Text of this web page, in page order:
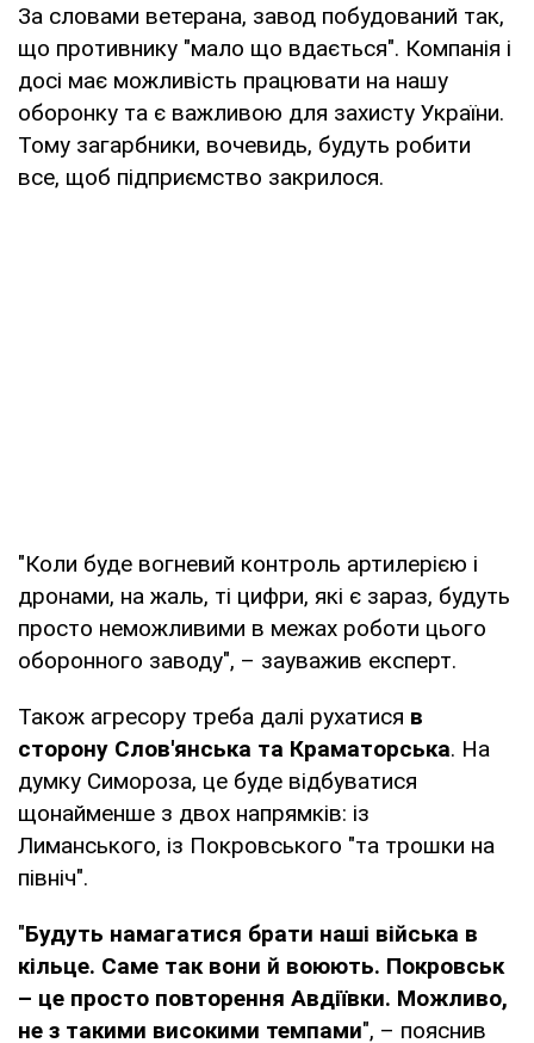
За словами ветерана, завод побудований так,
що противнику "мало що вдається". Компанія і
досі має можливість працювати на нашу
оборонку та є важливою для захисту України.
Тому загарбники, вочевидь, будуть робити
все, щоб підприємство закрилося.
"Коли буде вогневий контроль артилерією і
дронами, на жаль, ті цифри, які є зараз, будуть
просто неможливими в межах роботи цього
оборонного заводу", – зауважив експерт.
Також агресору треба далі рухатися в
сторону Слов'янська та Краматорська. На
думку Симороза, це буде відбуватися
щонайменше з двох напрямків: із
Лиманського, із Покровського "та трошки на
північ".
"Будуть намагатися брати наші війська в
кільце. Саме так вони й воюють. Покровськ
– це просто повторення Авдіївки. Можливо,
не з такими високими темпами", – пояснив